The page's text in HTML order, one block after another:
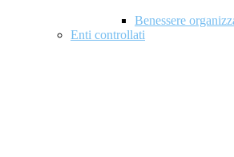
Benessere
Enti controllati